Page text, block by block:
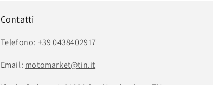
Contatti
Telefono: +39 0438402917
Email: motomarket@tin.it